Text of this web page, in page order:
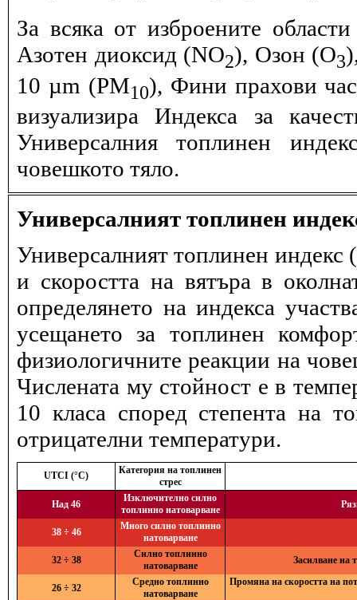
За всяка от изброените
Азотен диоксид (NO2), Озон (O3
10 µm (PM10), Фини прахови
визуализира Индекса за
Универсалния топлинен
човешкото тяло.
Универсалният топлинен
Универсалният топлинен индекс
и скоростта на вятъра в
определянето на индекса
усещането за топлинен
физиологичните реакции на
Числената му стойност е в
10 класа според степента на
отрицателни температури.
UTCI (°C)
Категория на топлинен
стрес
Над 46
Изключително силно
топлинно натоварване
38 ÷ 46
Много силно топлинно
натоварване
32 ÷ 38
Силно топлинно
натоварване
Засилване на
26 ÷ 32
Средно топлинно
натоварване
Промяна на скоростта на